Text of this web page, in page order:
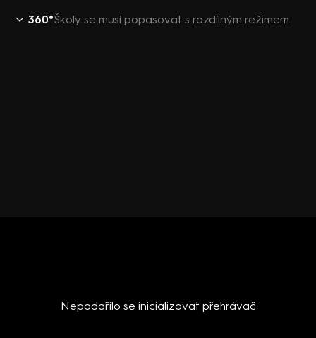
360°Školy se musí popasovat s rozdílným režimem
Nepodařilo se inicializovat přehrávač